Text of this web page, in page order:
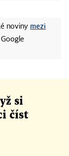
noviny mezi
Google
si
číst